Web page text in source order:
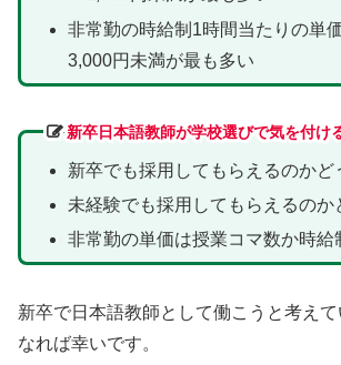
非常勤の時給制1時間当たりの単
3,000円未満が最も多い
新卒日本語教師が学校選びで気を付け
新卒でも採用してもらえるのかど
未経験でも採用してもらえるのか
非常勤の単価は授業コマ数か時給
新卒で日本語教師として働こうと考え
なれば幸いです。